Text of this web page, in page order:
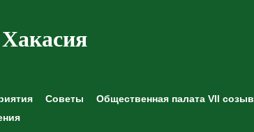
Советы Общественная палата VII созыв